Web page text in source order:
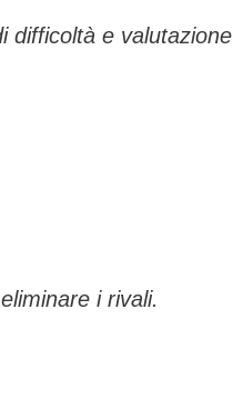
difficoltà e valutazione
i rivali.